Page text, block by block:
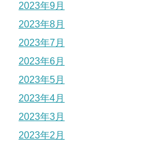
2023年9月
2023年8月
2023年7月
2023年6月
2023年5月
2023年4月
2023年3月
2023年2月